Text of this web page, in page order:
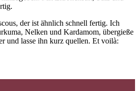
der ist ähnlich schnell fertig. Ich
Nelken und Kardamom, übergieße
und lasse ihn kurz quellen. Et voilà: